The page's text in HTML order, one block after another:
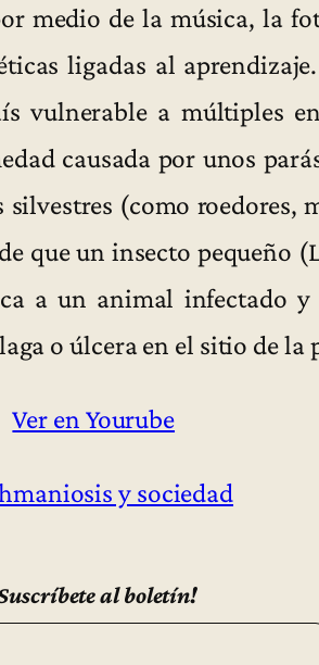
medio de la música, la
ligadas al
vulnerable a múltiples
causada por unos
(como roedores,
que un insecto pequeño
a un animal infectado y
o úlcera en el sitio de la
Ver en Yourube
y sociedad
al boletín!